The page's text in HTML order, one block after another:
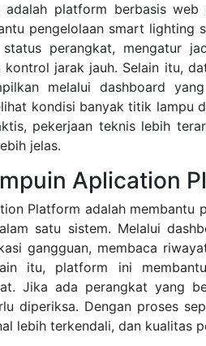
adalah platform berbasis
pengelolaan smart lighting
perangkat, mengatur
kontrol jarak jauh. Selain itu,
melalui dashboard
kondisi banyak titik lampu
pekerjaan teknis lebih
jelas.
Aplication
Platform adalah membantu
satu sistem. Melalui
gangguan, membaca
itu, platform ini
Jika ada perangkat yang
diperiksa. Dengan proses
lebih terkendali, dan kualitas